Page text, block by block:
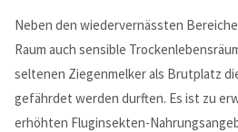
Neben den wiedervernässten
Raum auch sensible
seltenen Ziegenmelker als Brut­platz
gefährdet werden durf­ten. Es ist zu
er­höh­ten Fluginsekten-
Web
Lorem ipsum dolor sit amet,
Aenean commodo